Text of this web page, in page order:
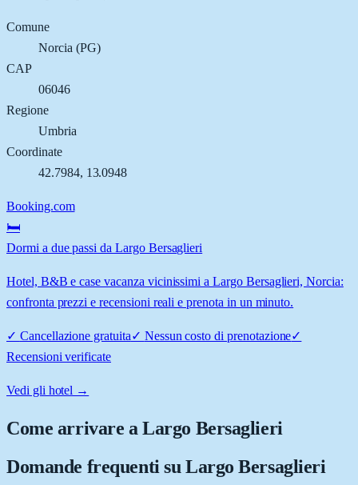
Comune
Norcia (PG)
CAP
06046
Regione
Umbria
Coordinate
42.7984, 13.0948
Booking.com
🛏️
Dormi a due passi da Largo Bersaglieri
Hotel, B&B e case vacanza vicinissimi a Largo Bersaglieri, Norcia:
confronta prezzi e recensioni reali e prenota in un minuto.
✓ Cancellazione gratuita✓ Nessun costo di prenotazione✓
Recensioni verificate
Vedi gli hotel →
Come arrivare aLargo Bersaglieri
Domande frequenti su Largo Bersaglieri